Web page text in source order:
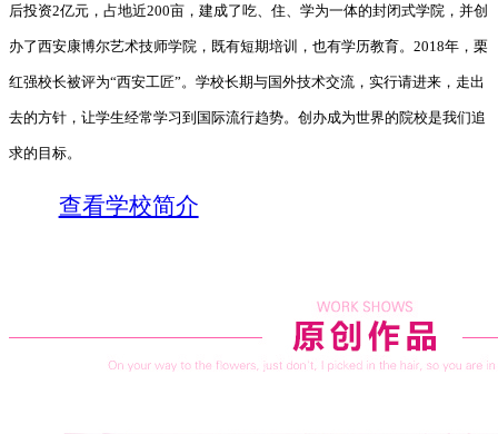
后投资2亿元，占地近200亩，建成了吃、住、学为一体的封闭式学院，并创
办了西安康博尔艺术技师学院，既有短期培训，也有学历教育。2018年，栗
红强校长被评为“西安工匠”。学校长期与国外技术交流，实行请进来，走出
去的方针，让学生经常学习到国际流行趋势。创办成为世界的院校是我们追
求的目标。
查看学校简介